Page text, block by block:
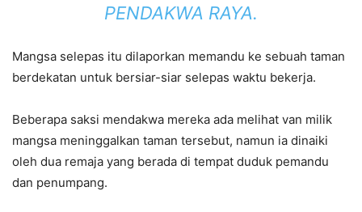
PENDAKWA RAYA.
Mangsa selepas itu dilaporkan memandu ke sebuah taman
berdekatan untuk bersiar-siar selepas waktu bekerja.
Beberapa saksi mendakwa mereka ada melihat van milik
mangsa meninggalkan taman tersebut, namun ia dinaiki
oleh dua remaja yang berada di tempat duduk pemandu
dan penumpang.